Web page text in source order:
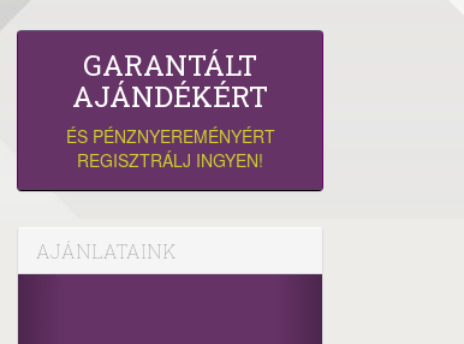
GARANTÁLT
AJÁNDÉKÉRT
ÉS PÉNZNYEREMÉNYÉRT
REGISZTRÁLJ INGYEN!
AJÁNLATAINK